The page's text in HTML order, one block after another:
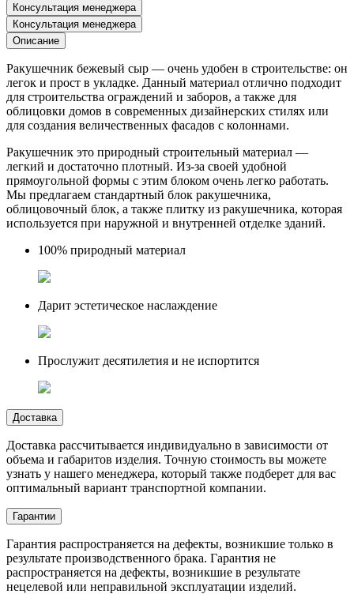
Консультация менеджера
Консультация менеджера
Описание
Ракушечник бежевый сыр — очень удобен в строительстве: он
легок и прост в укладке. Данный материал отлично подходит
для строительства ограждений и заборов, а также для
облицовки домов в современных дизайнерских стилях или
для создания величественных фасадов с колоннами.
Ракушечник это природный строительный материал —
легкий и достаточно плотный. Из-за своей удобной
прямоугольной формы с этим блоком очень легко работать.
Мы предлагаем стандартный блок ракушечника,
облицовочный блок, а также плитку из ракушечника, которая
используется при наружной и внутренней отделке зданий.
100% природный материал
Дарит эстетическое наслаждение
Прослужит десятилетия и не испортится
Доставка
Доставка рассчитывается индивидуально в зависимости от
объема и габаритов изделия. Точную стоимость вы можете
узнать у нашего менеджера, который также подберет для вас
оптимальный вариант транспортной компании.
Гарантии
Гарантия распространяется на дефекты, возникшие только в
результате производственного брака. Гарантия не
распространяется на дефекты, возникшие в результате
нецелевой или неправильной эксплуатации изделий.